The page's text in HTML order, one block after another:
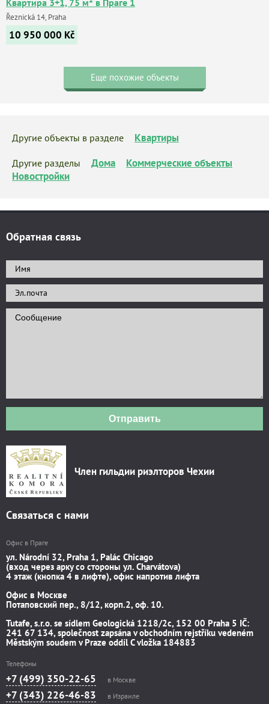
Квартира 3+1, 75 м² в Праге 1
Řeznická 14, Praha
10 950 000 Kč
Еще похожие объекты
Другие объекты в разделе Квартиры
Другие разделы Дома
Коммерческие объекты
Новостройки
Обратная связь
Отправить
Член гильдии риэлторов Чехии
Связаться с нами
Офис в Праге
ул. Národní 32, Praha 1, Palác Chicago
(вход через арку со стороны ул. Charvátova)
4 этаж (кнопка 4 в лифте), офис напротив лифта
Офис в Москве
Потаповский пер., 8/12, корп.2, оф. 10.
Tutafe, s.r.o. se sídlem Geologická 1218/2c, 152 00 Praha 5 IČ:
241 67 134, společnost zapsána v obchodním rejstříku vedeném
Městským soudem v Praze oddíl C vložka 184883
Телефоны
+7 (499) 350-22-65 в Москве
+7 (343) 226-46-83 в Израиле